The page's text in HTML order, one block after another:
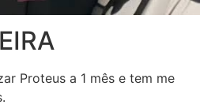
Proteus a 1 mês e tem me